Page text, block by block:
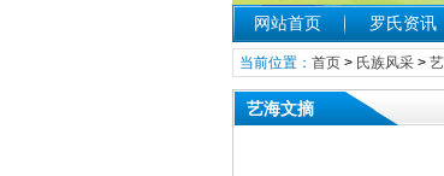
网站首页 罗氏资讯
当前位置： 首页> 氏族风采>
艺海文摘